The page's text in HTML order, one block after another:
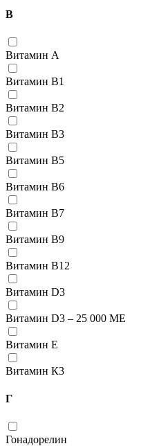
В
Витамин А
Витамин В1
Витамин В2
Витамин В3
Витамин В5
Витамин В6
Витамин В7
Витамин В9
Витамин В12
Витамин D3
Витамин D3 – 25 000 МЕ
Витамин Е
Витамин К3
Г
Гонадорелин